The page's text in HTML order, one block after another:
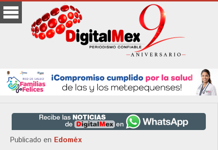
Publicado en Edoméx